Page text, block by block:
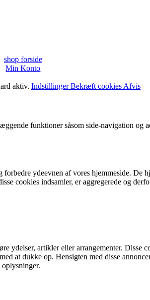
shop forside
Min Konto
aktiv. IndstillingerBekræft cookies Afvis
funktioner såsom side-navigation og
ydeevnen af vores hjemmeside.
cookies indsamler, er aggregerede og
artikler eller arrangementer. Disse
at dukke op. Hensigten med disse